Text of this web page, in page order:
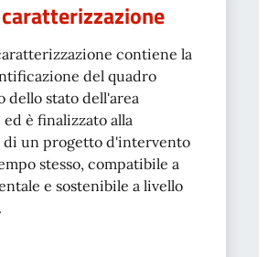
contiene la
del quadro
dello stato dell'area
è finalizzato alla
un progetto d'intervento
stesso, compatibile a
e sostenibile a livello